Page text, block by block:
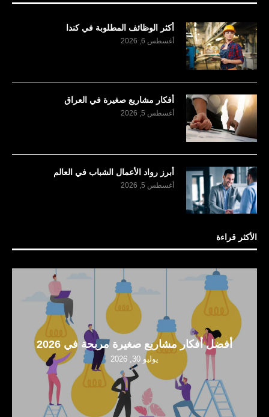
أكثر الوظائف المطلوبة في كندا
أغسطس 6, 2026
أفكار مشاريع صغيرة في العراق
أغسطس 5, 2026
أبرز رواد الأعمال الشباب في العالم
أغسطس 5, 2026
الأكثر قراءة
أفضل أفكار مشاريع صغيرة مربحة في 2026
يوليو 30, 2026